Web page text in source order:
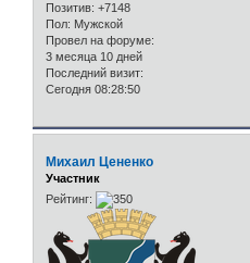
Позитив: +7148
Пол: Мужской
Провел на форуме:
3 месяца 10 дней
Последний визит:
Сегодня 08:28:50
Михаил Цененко
Участник
Рейтинг: